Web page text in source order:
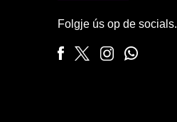
Folgje ús op de socials.